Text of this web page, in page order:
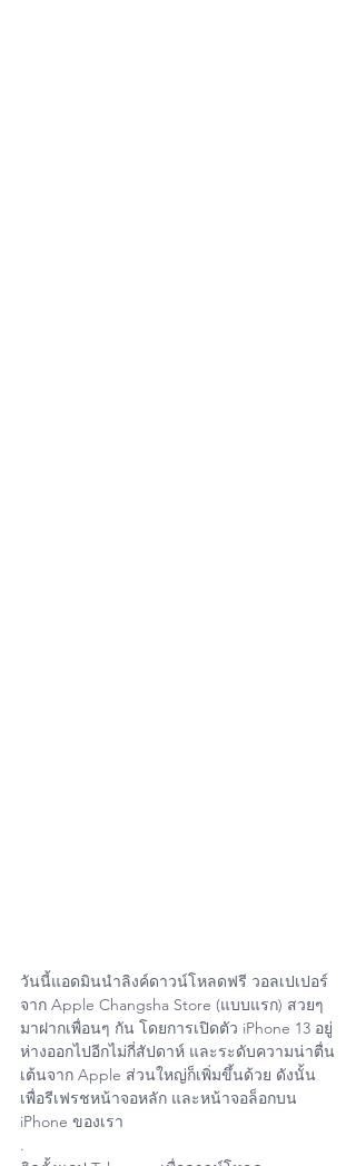
วันนี้แอดมินนำลิงค์ดาวน์โหลดฟรี วอลเปเปอร์
จาก Apple Changsha Store (แบบแรก) สวยๆ
มาฝากเพื่อนๆ กัน โดยการเปิดตัว iPhone 13 อยู่
ห่างออกไปอีกไม่กี่สัปดาห์ และระดับความน่าตื่น
เต้นจาก Apple ส่วนใหญ่ก็เพิ่มขึ้นด้วย ดังนั้น
เพื่อรีเฟรชหน้าจอหลัก และหน้าจอล็อกบน
iPhone ของเรา
.